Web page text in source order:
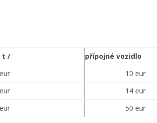
t /
přípojné vozidlo
10 eur
14 eur
50 eur